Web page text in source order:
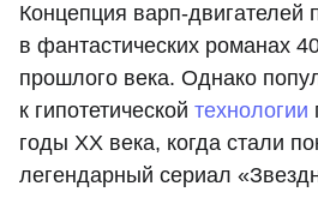
Концепция варп-двигателей
в фантастических романах
прошлого века. Однако
к гипотетической технологии
годы ХХ века, когда стали
легендарный сериал